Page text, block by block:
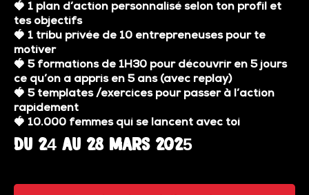
🍓 1 plan d’action personnalisé selon ton profil et
tes objectifs
🍓 1 tribu privée de 10 entrepreneuses pour te
motiver
🍓 5 formations de 1H30 pour découvrir en 5 jours
ce qu’on a appris en 5 ans (avec replay)
🍓 5 templates /exercices pour passer à l’action
rapidement
🍓 10.000 femmes qui se lancent avec toi
Du 24 au 28 Mars 2025